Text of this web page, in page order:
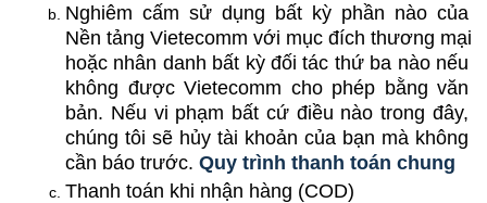
Nghiêm cấm sử dụng bất kỳ phần nào của
Nền tảng Vietecomm với mục đích thương mại
hoặc nhân danh bất kỳ đối tác thứ ba nào nếu
không được Vietecomm cho phép bằng văn
bản. Nếu vi phạm bất cứ điều nào trong đây,
chúng tôi sẽ hủy tài khoản của bạn mà không
cần báo trước. Quy trình thanh toán chung
Thanh toán khi nhận hàng (COD)